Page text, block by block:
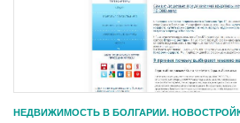
НЕДВИЖИМОСТЬ В БОЛГАРИИ.